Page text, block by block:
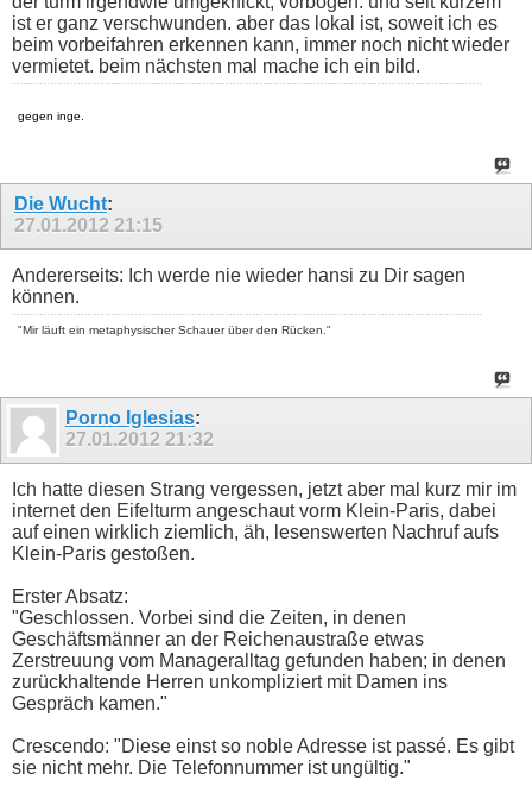
ist er ganz verschwunden. aber das lokal ist, soweit ich es
beim vorbeifahren erkennen kann, immer noch nicht wieder
vermietet. beim nächsten mal mache ich ein bild.
gegen inge.
Die Wucht:
27.01.2012 21:15
Andererseits: Ich werde nie wieder hansi zu Dir sagen
können.
"Mir läuft ein metaphysischer Schauer über den Rücken."
Porno Iglesias:
27.01.2012 21:32
Ich hatte diesen Strang vergessen, jetzt aber mal kurz mir im
internet den Eifelturm angeschaut vorm Klein-Paris, dabei
auf einen wirklich ziemlich, äh, lesenswerten Nachruf aufs
Klein-Paris gestoßen.
Erster Absatz:
"Geschlossen. Vorbei sind die Zeiten, in denen
Geschäftsmänner an der Reichenaustraße etwas
Zerstreuung vom Manageralltag gefunden haben; in denen
zurückhaltende Herren unkompliziert mit Damen ins
Gespräch kamen."
Crescendo: "Diese einst so noble Adresse ist passé. Es gibt
sie nicht mehr. Die Telefonnummer ist ungültig."